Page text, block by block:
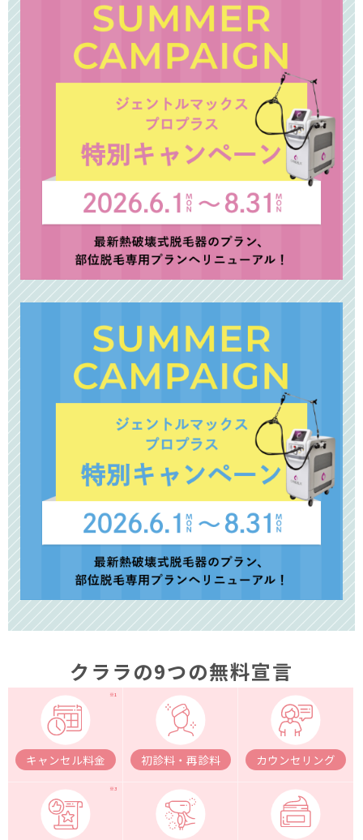
クララの9つの無料宣言
キャンセル料金 初診料・再診料 カウンセリング